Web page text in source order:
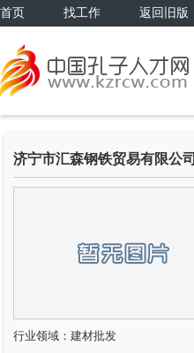
首页 找工作 返回旧版
济宁市汇森钢铁贸易有限公司
行业领域：建材批发